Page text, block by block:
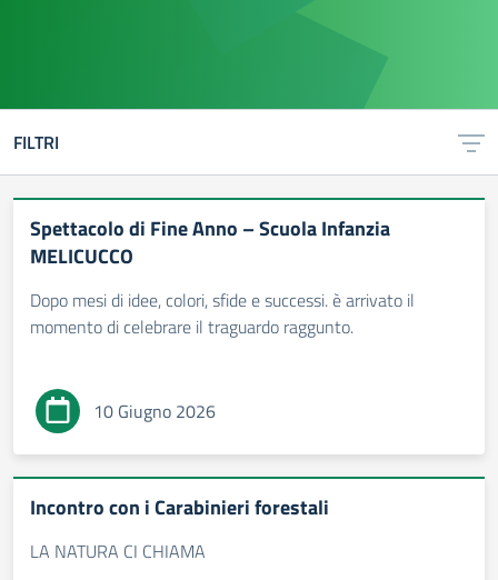
FILTRI
Spettacolo di Fine Anno – Scuola Infanzia
MELICUCCO
Dopo mesi di idee, colori, sfide e successi. è arrivato il
momento di celebrare il traguardo raggunto.
10 Giugno 2026
Incontro con i Carabinieri forestali
LA NATURA CI CHIAMA